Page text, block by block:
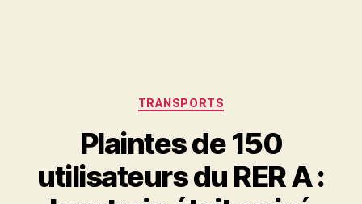
Catégories
TRANSPORTS
Plaintes de 150
utilisateurs du RER A :